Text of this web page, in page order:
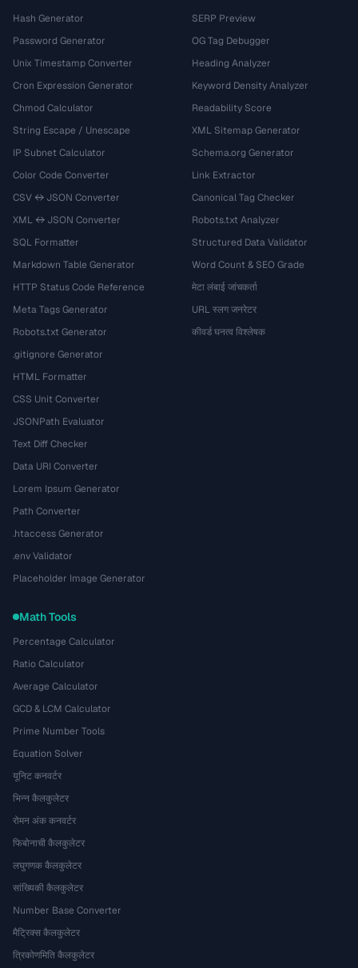
Hash Generator
Password Generator
Unix Timestamp Converter
Cron Expression Generator
Chmod Calculator
String Escape / Unescape
IP Subnet Calculator
Color Code Converter
CSV ↔ JSON Converter
XML ↔ JSON Converter
SQL Formatter
Markdown Table Generator
HTTP Status Code Reference
Meta Tags Generator
Robots.txt Generator
.gitignore Generator
HTML Formatter
CSS Unit Converter
JSONPath Evaluator
Text Diff Checker
Data URI Converter
Lorem Ipsum Generator
Path Converter
.htaccess Generator
.env Validator
Placeholder Image Generator
SERP Preview
OG Tag Debugger
Heading Analyzer
Keyword Density Analyzer
Readability Score
XML Sitemap Generator
Schema.org Generator
Link Extractor
Canonical Tag Checker
Robots.txt Analyzer
Structured Data Validator
Word Count & SEO Grade
मेटा लंबाई जांचकर्ता
URL स्लग जनरेटर
कीवर्ड घनत्व विश्लेषक
Math Tools
Percentage Calculator
Ratio Calculator
Average Calculator
GCD & LCM Calculator
Prime Number Tools
Equation Solver
यूनिट कनवर्टर
भिन्न कैलकुलेटर
रोमन अंक कनवर्टर
फिबोनाची कैलकुलेटर
लघुगणक कैलकुलेटर
सांख्यिकी कैलकुलेटर
Number Base Converter
मैट्रिक्स कैलकुलेटर
त्रिकोणमिति कैलकुलेटर